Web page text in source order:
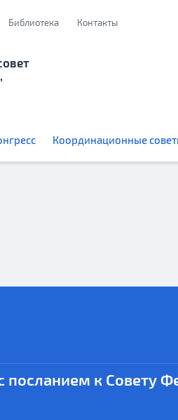
Библиотека Контакты
Координационные
посланием к Совету